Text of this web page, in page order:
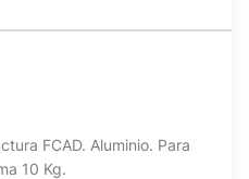
FCAD. Aluminio. Para
10 Kg.